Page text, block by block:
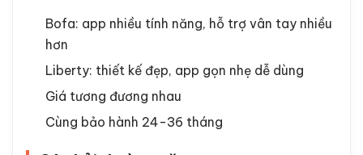
Bofa: app nhiều tính năng, hỗ trợ vân tay nhiều
hơn
Liberty: thiết kế đẹp, app gọn nhẹ dễ dùng
Giá tương đương nhau
Cùng bảo hành 24-36 tháng